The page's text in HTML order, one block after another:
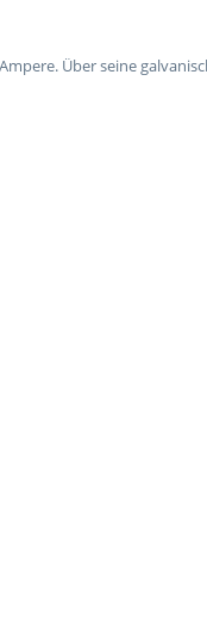
Über seine